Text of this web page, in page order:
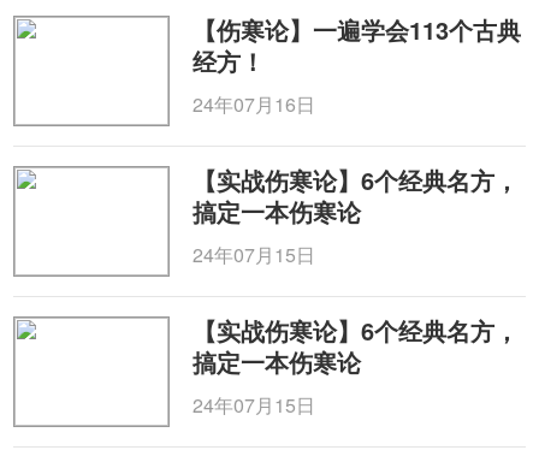
【伤寒论】一遍学会113个古典
经方！
24年07月16日
【实战伤寒论】6个经典名方，
搞定一本伤寒论
24年07月15日
【实战伤寒论】6个经典名方，
搞定一本伤寒论
24年07月15日